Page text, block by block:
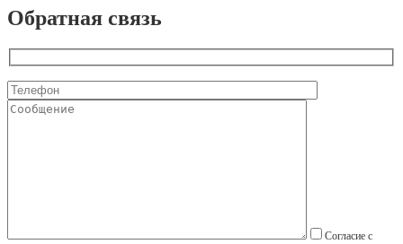
Обратная связь
Согласие с